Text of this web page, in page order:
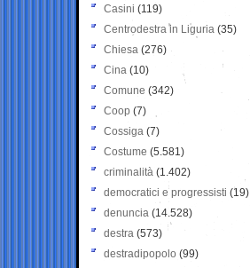
Casini (119)
Centrodestra in Liguria (35)
Chiesa (276)
Cina (10)
Comune (342)
Coop (7)
Cossiga (7)
Costume (5.581)
criminalità (1.402)
democratici e progressisti (19)
denuncia (14.528)
destra (573)
destradipopolo (99)